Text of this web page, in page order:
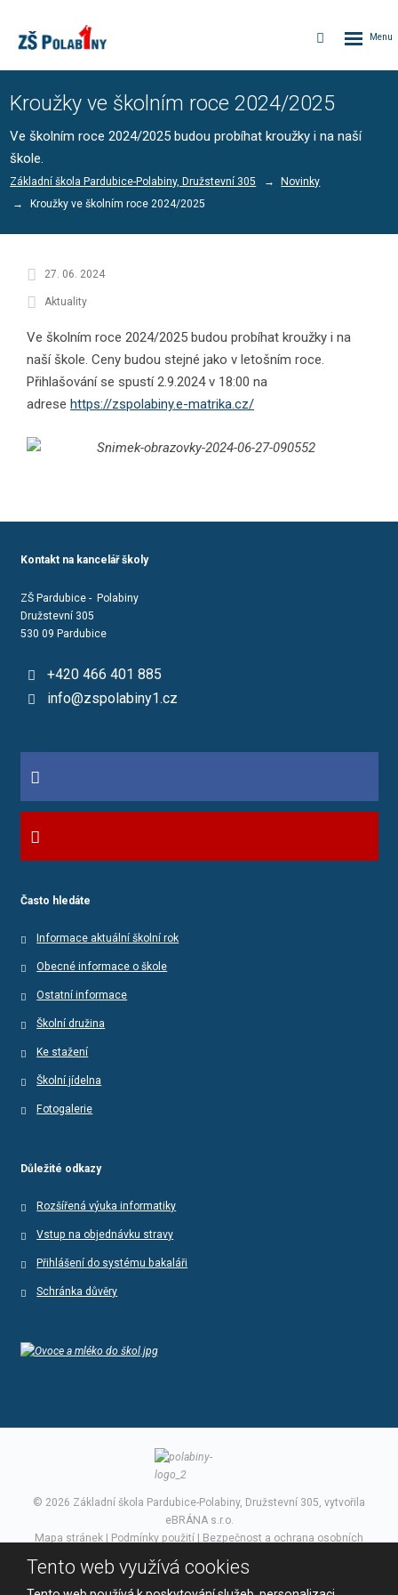
Vyhledávání
Kroužky ve školním roce 2024/2025
Ve školním roce 2024/2025 budou probíhat kroužky i na naší
škole.
Základní škola Pardubice-Polabiny, Družstevní 305
Novinky
Kroužky ve školním roce 2024/2025
27. 06. 2024
Aktuality
Ve školním roce 2024/2025 budou probíhat kroužky i na
naší škole. Ceny budou stejné jako v letošním roce.
Přihlašování se spustí 2.9.2024 v 18:00 na
adrese https://zspolabiny.e-matrika.cz/
Kontakt na kancelář školy
ZŠ Pardubice - Polabiny
Družstevní 305
530 09 Pardubice
+420 466 401 885
info@zspolabiny1.cz
Často hledáte
Informace aktuální školní rok
Obecné informace o škole
Ostatní informace
Školní družina
Ke stažení
Školní jídelna
Fotogalerie
Důležité odkazy
Rozšířená výuka informatiky
Vstup na objednávku stravy
Přihlášení do systému bakaláři
Schránka důvěry
© 2026 Základní škola Pardubice-Polabiny, Družstevní 305, vytvořila
eBRÁNA s.r.o.
Mapa stránek | Podmínky použití | Bezpečnost a ochrana osobních
Tento web využívá cookies